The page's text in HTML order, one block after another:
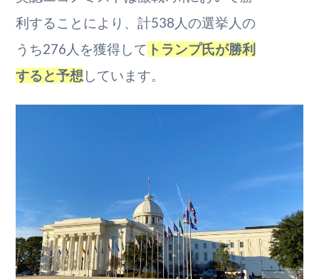
利することにより、計538人の選挙人の
うち276人を獲得して トランプ氏が勝利
すると予想 しています。